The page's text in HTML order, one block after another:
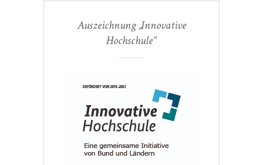
Auszeichnung „Innovative
Hochschule“